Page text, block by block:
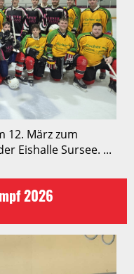
12. März zum
Eishalle Sursee. ...
2026